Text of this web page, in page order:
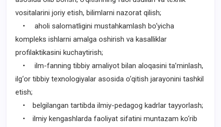
vositalarini joriy etish, bilimlarni nazorat qilish;
• aholi salomatligini mustahkamlash bo‘yicha
kompleks ishlarni amalga oshirish va kasalliklar
profilaktikasini kuchaytirish;
• ilm-fanning tibbiy amaliyot bilan aloqasini ta’minlash,
ilg‘or tibbiy texnologiyalar asosida o‘qitish jarayonini tashkil
etish;
• belgilangan tartibda ilmiy-pedagog kadrlar tayyorlash;
• ilmiy kengashlarda faoliyat sifatini muntazam ko‘rib